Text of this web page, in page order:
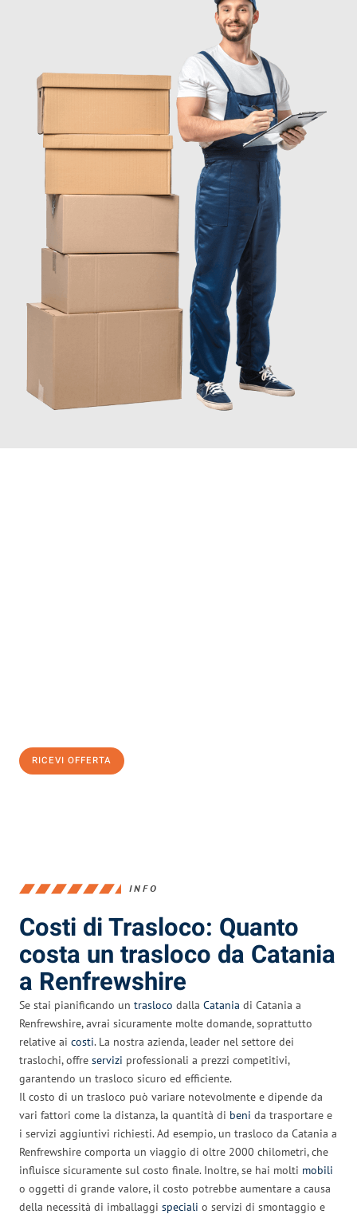
RICEVI OFFERTA
INFO
Costi di Trasloco: Quanto
costa un trasloco da Catania
a Renfrewshire
Se stai pianificando un trasloco dalla Catania di Catania a
Renfrewshire, avrai sicuramente molte domande, soprattutto
relative ai costi. La nostra azienda, leader nel settore dei
traslochi, offre servizi professionali a prezzi competitivi,
garantendo un trasloco sicuro ed efficiente.
Il costo di un trasloco può variare notevolmente e dipende da
vari fattori come la distanza, la quantità di beni da trasportare e
i servizi aggiuntivi richiesti. Ad esempio, un trasloco da Catania a
Renfrewshire comporta un viaggio di oltre 2000 chilometri, che
influisce sicuramente sul costo finale. Inoltre, se hai molti mobili
o oggetti di grande valore, il costo potrebbe aumentare a causa
della necessità di imballaggi speciali o servizi di smontaggio e